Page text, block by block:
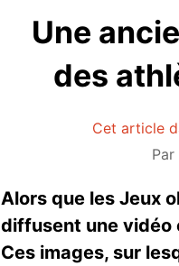
Une
des
Cet article
Par
Alors que les Jeux
diffusent une vidéo
Ces images, sur